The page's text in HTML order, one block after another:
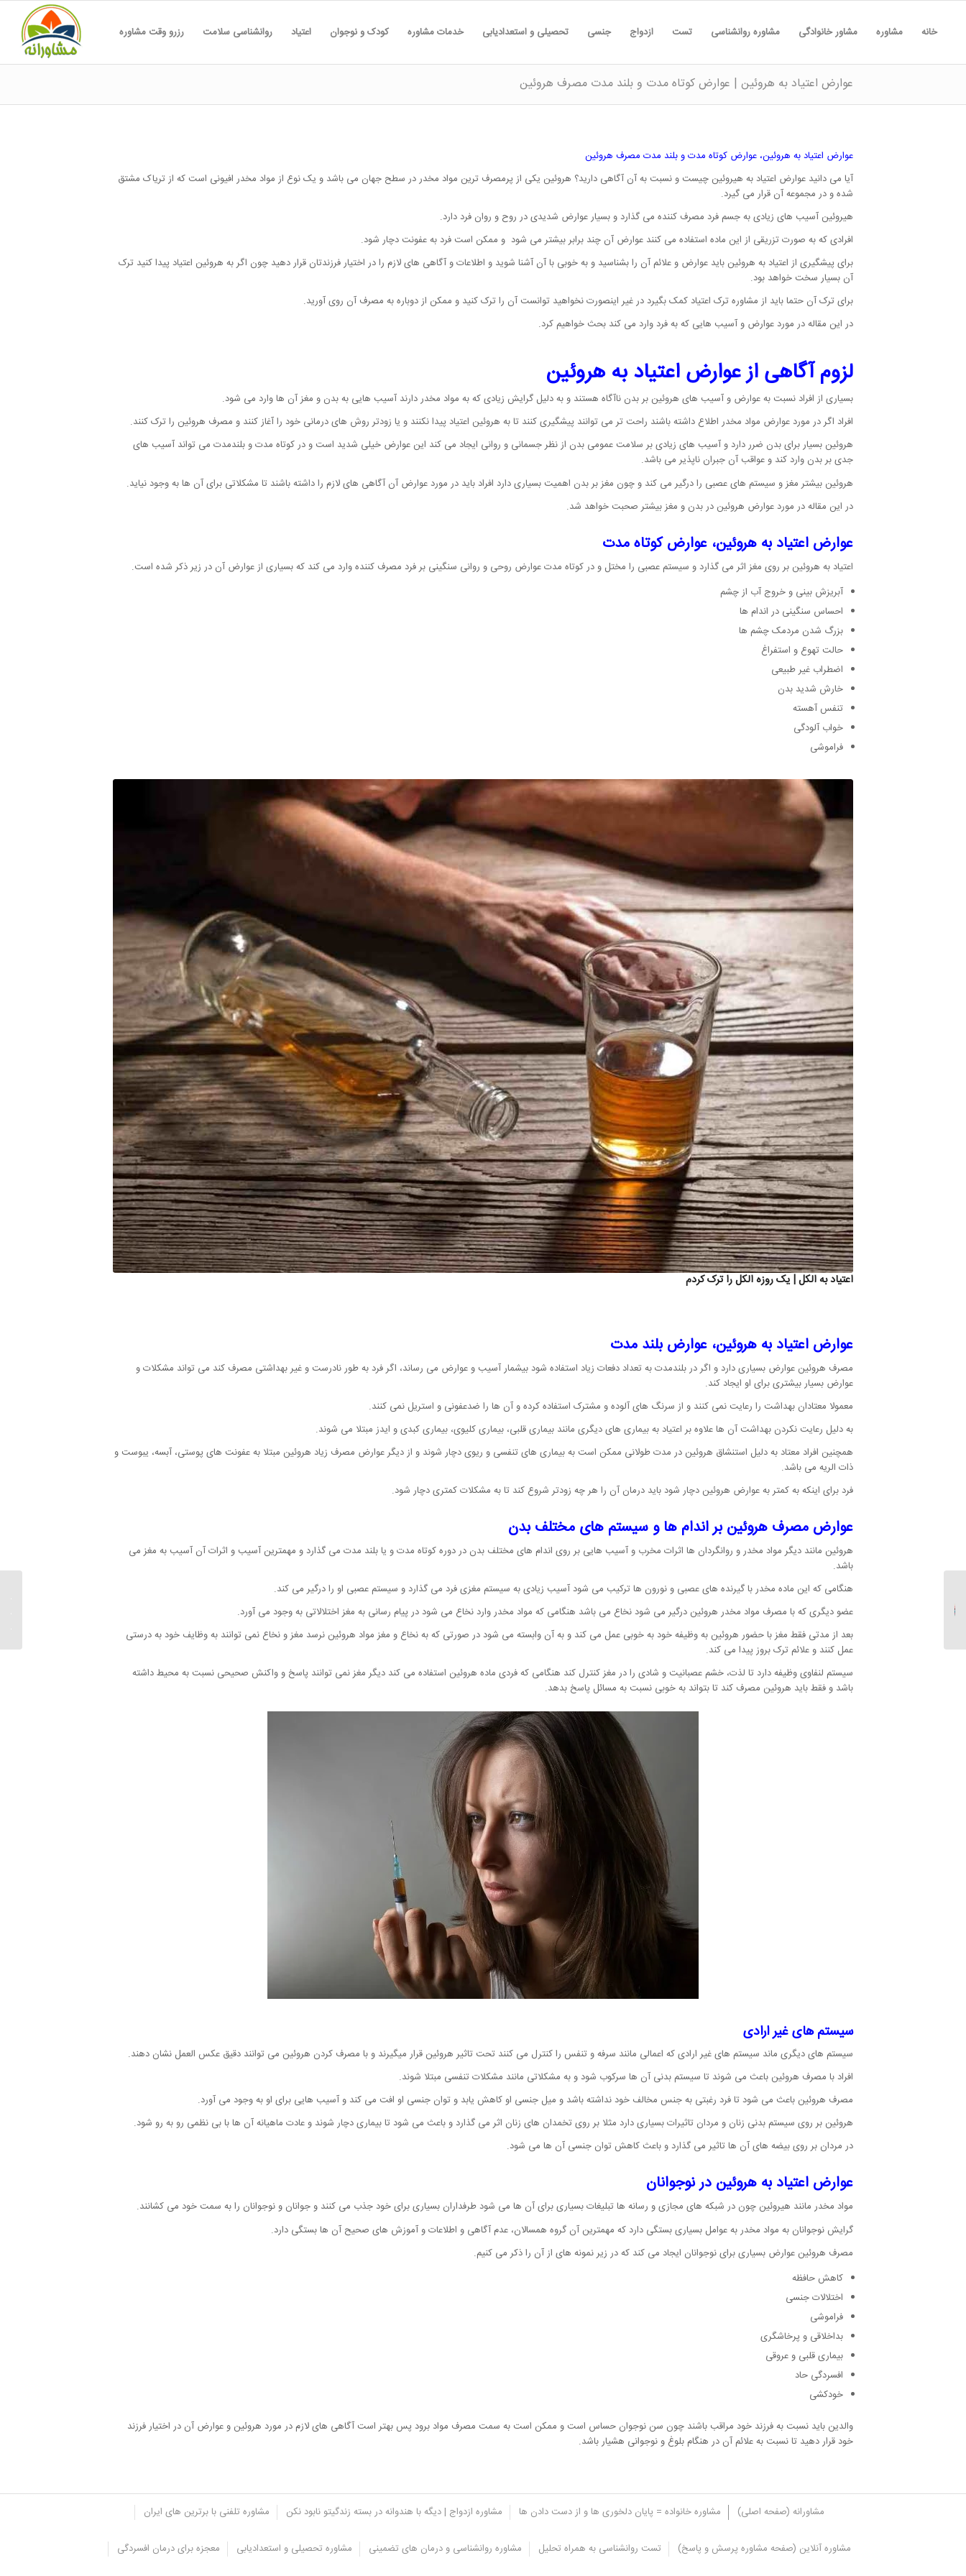
خانه مشاوره مشاور خانوادگی مشاوره روانشناسی تست ازدواج جنسی تحصیلی و استعدادیابی خدمات مشاوره کودک و نوجوان اعتیاد روانشناسی سلامت رزرو وقت مشاوره
عوارض اعتیاد به هروئین | عوارض کوتاه مدت و بلند مدت مصرف هروئین
عوارض اعتیاد به هروئین، عوارض کوتاه مدت و بلند مدت مصرف هروئین
آیا می دانید عوارض اعتیاد به هیروئین چیست و نسبت به آن آگاهی دارید؟ هروئین یکی از پرمصرف ترین مواد مخدر در سطح جهان می باشد و یک نوع از مواد مخدر افیونی است که از تریاک مشتق
شده و در مجموعه آن قرار می گیرد.
هیروئین آسیب های زیادی به جسم فرد مصرف کننده می گذارد و بسیار عوارض شدیدی در روح و روان فرد دارد.
افرادی که به صورت تزریقی از این ماده استفاده می کنند عوارض آن چند برابر بیشتر می شود و ممکن است فرد به عفونت دچار شود.
برای پیشگیری از اعتیاد به هروئین باید عوارض و علائم آن را بشناسید و به خوبی با آن آشنا شوید و اطلاعات و آگاهی های لازم را در اختیار فرزندتان قرار دهید چون اگر به هروئین اعتیاد پیدا کنید ترک
آن بسیار سخت خواهد بود.
برای ترک آن حتما باید از مشاوره ترک اعتیاد کمک بگیرد در غیر اینصورت نخواهید توانست آن را ترک کنید و ممکن از دوباره به مصرف آن روی آورید.
در این مقاله در مورد عوارض و آسیب هایی که به فرد وارد می کند بحث خواهیم کرد.
لزوم آگاهی از عوارض اعتیاد به هروئین
بسیاری از افراد نسبت به عوارض و آسیب های هروئین بر بدن ناآگاه هستند و به دلیل گرایش زیادی که به مواد مخدر دارند آسیب هایی به بدن و مغز آن ها وارد می شود.
افراد اگر در مورد عوارض مواد مخدر اطلاع داشته باشند راحت تر می توانند پیشگیری کنند تا به هروئین اعتیاد پیدا نکنند و یا زودتر روش های درمانی خود را آغاز کنند و مصرف هروئین را ترک کنند.
هروئین بسیار برای بدن ضرر دارد و آسیب های زیادی بر سلامت عمومی بدن از نظر جسمانی و روانی ایجاد می کند این عوارض خیلی شدید است و در کوتاه مدت و بلندمدت می تواند آسیب های
جدی بر بدن وارد کند و عواقب آن جبران ناپذیر می باشد.
هروئین بیشتر مغز و سیستم های عصبی را درگیر می کند و چون مغز بر بدن اهمیت بسیاری دارد افراد باید در مورد عوارض آن آگاهی های لازم را داشته باشند تا مشکلاتی برای آن ها به وجود نیاید.
در این مقاله در مورد عوارض هروئین در بدن و مغز بیشتر صحبت خواهد شد.
عوارض اعتیاد به هروئین، عوارض کوتاه مدت
اعتیاد به هروئین بر روی مغز اثر می گذارد و سیستم عصبی را مختل و در کوتاه مدت عوارض روحی و روانی سنگینی بر فرد مصرف کننده وارد می کند که بسیاری از عوارض آن در زیر ذکر شده است.
آبریزش بینی و خروج آب از چشم
احساس سنگینی در اندام ها
بزرگ شدن مردمک چشم ها
حالت تهوع و استفراغ
اضطراب غیر طبیعی
خارش شدید بدن
تنفس آهسته
خواب آلودگی
فراموشی
اعتیاد به الکل | یک روزه الکل را ترک کردم
عوارض اعتیاد به هروئین، عوارض بلند مدت
مصرف هروئین عوارض بسیاری دارد و اگر در بلندمدت به تعداد دفعات زیاد استفاده شود بیشمار آسیب و عوارض می رساند، اگر فرد به طور نادرست و غیر بهداشتی مصرف کند می تواند مشکلات و
عوارض بسیار بیشتری برای او ایجاد کند.
معمولا معتادان بهداشت را رعایت نمی کنند و از سرنگ های آلوده و مشترک استفاده کرده و آن ها را ضدعفونی و استریل نمی کنند.
به دلیل رعایت نکردن بهداشت آن ها علاوه بر اعتیاد به بیماری های دیگری مانند بیماری قلبی، بیماری کلیوی، بیماری کبدی و ایدز مبتلا می شوند.
همچنین افراد معتاد به دلیل استنشاق هروئین در مدت طولانی ممکن است به بیماری های تنفسی و ریوی دچار شوند و از دیگر عوارض مصرف زیاد هروئین مبتلا به عفونت های پوستی، آبسه، یبوست و
ذات الریه می باشد.
فرد برای اینکه به کمتر به عوارض هروئین دچار شود باید درمان آن را هر چه زودتر شروع کند تا به مشکلات کمتری دچار شود.
عوارض مصرف هروئین بر اندام ها و سیستم های مختلف بدن
هروئین مانند دیگر مواد مخدر و روانگردان ها اثرات مخرب و آسیب هایی بر روی اندام های مختلف بدن در دوره کوتاه مدت و یا بلند مدت می گذارد و مهمترین آسیب و اثرات آن آسیب به مغز می
باشد.
هنگامی که این ماده مخدر با گیرنده های عصبی و نورون ها ترکیب می شود آسیب زیادی به سیستم مغزی فرد می گذارد و سیستم عصبی او را درگیر می کند.
عضو دیگری که با مصرف مواد مخدر هروئین درگیر می شود نخاع می باشد هنگامی که مواد مخدر وارد نخاع می شود در پیام رسانی به مغز اختلالاتی به وجود می آورد.
بعد از مدتی فقط مغز با حضور هروئین به وظیفه خود به خوبی عمل می کند و به آن وابسته می شود در صورتی که به نخاع و مغز مواد هروئین نرسد مغز و نخاع نمی توانند به وظایف خود به درستی
عمل کنند و علائم ترک بروز پیدا می کند.
سیستم لنفاوی وظیفه دارد تا لذت، خشم عصبانیت و شادی را در مغز کنترل کند هنگامی که فردی ماده هروئین استفاده می کند دیگر مغز نمی توانند پاسخ و واکنش صحیحی نسبت به محیط داشته
باشد و فقط باید هروئین مصرف کند تا بتواند به خوبی نسبت به مسائل پاسخ بدهد.
سیستم های غیر ارادی
سیستم های دیگری ماند سیستم های غیر ارادی که اعمالی مانند سرفه و تنفس را کنترل می کنند تحت تاثیر هروئین قرار میگیرند و با مصرف کردن هروئین می توانند دقیق عکس العمل نشان دهند.
افراد با مصرف هروئین باعث می شوند تا سیستم بدنی آن ها سرکوب شود و به مشکلاتی مانند مشکلات تنفسی مبتلا شوند.
مصرف هروئین باعث می شود تا فرد رغبتی به جنس مخالف خود نداشته باشد و میل جنسی او کاهش یابد و توان جنسی او افت می کند و آسیب هایی برای او به وجود می آورد.
هروئین بر روی سیستم بدنی زنان و مردان تاثیرات بسیاری دارد مثلا بر روی تخمدان های زنان اثر می گذارد و باعث می شود تا بیماری دچار شوند و عادت ماهیانه آن ها با بی نظمی رو به رو شود.
در مردان بر روی بیضه های آن ها تاثیر می گذارد و باعث کاهش توان جنسی آن ها می شود.
عوارض اعتیاد به هروئین در نوجوانان
مواد مخدر مانند هیروئین چون در شبکه های مجازی و رسانه ها تبلیغات بسیاری برای آن ها می شود طرفداران بسیاری برای خود جذب می کنند و جوانان و نوجوانان را به سمت خود می کشانند.
گرایش نوجوانان به مواد مخدر به عوامل بسیاری بستگی دارد که مهمترین آن گروه همسالان، عدم آگاهی و اطلاعات و آموزش های صحیح آن ها بستگی دارد.
مصرف هروئین عوارض بسیاری برای نوجوانان ایجاد می کند که در زیر نمونه های از آن را ذکر می کنیم.
کاهش حافظه
اختلالات جنسی
فراموشی
بداخلاقی و پرخاشگری
بیماری قلبی و عروقی
افسردگی حاد
خودکشی
والدین باید نسبت به فرزند خود مراقب باشند چون سن نوجوان حساس است و ممکن است به سمت مصرف مواد برود پس بهتر است آگاهی های لازم در مورد هروئین و عوارض آن در اختیار فرزند
خود قرار دهید تا نسبت به علائم آن در هنگام بلوغ و نوجوانی هشیار باشد.
مشاورانه (صفحه اصلی) مشاوره خانواده = پایان دلخوری ها و از دست دادن ها مشاوره ازدواج | دیگه با هندوانه در بسته زندگیتو نابود نکن مشاوره تلفنی با برترین های ایران
مشاوره آنلاین (صفحه مشاوره پرسش و پاسخ) تست روانشناسی به همراه تحلیل مشاوره روانشناسی و درمان های تضمینی مشاوره تحصیلی و استعدادیابی معجزه برای درمان افسردگی
هوش هیجانی را بشناسید؟